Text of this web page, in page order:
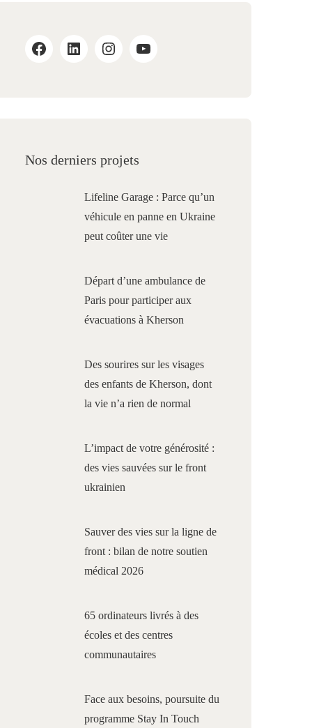
Nos derniers projets
Lifeline Garage : Parce qu’un
véhicule en panne en Ukraine
peut coûter une vie
Départ d’une ambulance de
Paris pour participer aux
évacuations à Kherson
Des sourires sur les visages
des enfants de Kherson, dont
la vie n’a rien de normal
L’impact de votre générosité :
des vies sauvées sur le front
ukrainien
Sauver des vies sur la ligne de
front : bilan de notre soutien
médical 2026
65 ordinateurs livrés à des
écoles et des centres
communautaires
Face aux besoins, poursuite du
programme Stay In Touch